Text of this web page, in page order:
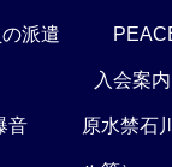
派遣
入会案内
音 原水禁石